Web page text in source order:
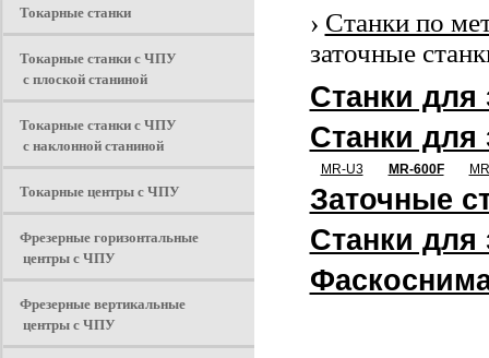
Токарные станки
Токарные станки с ЧПУ
с плоской станиной
Токарные станки с ЧПУ
с наклонной станиной
Токарные центры с ЧПУ
Фрезерные горизонтальные
центры с ЧПУ
Фрезерные вертикальные
центры с ЧПУ
› Станки по
заточные
Станки для
Станки для
MR-U3 MR-600F
Заточные
Станки для